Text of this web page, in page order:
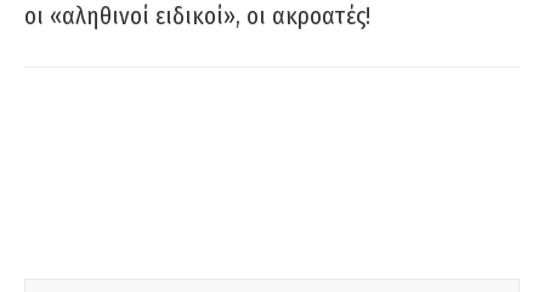
οι «αληθινοί ειδικοί», οι ακροατές!